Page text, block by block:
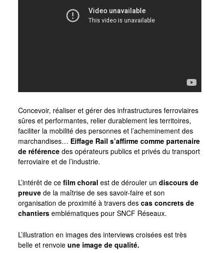
Concevoir, réaliser et gérer des infrastructures ferroviaires
sûres et performantes, relier durablement les territoires,
faciliter la mobilité des personnes et l’acheminement des
marchandises… Eiffage Rail s’affirme comme partenaire
de référencedes opérateurs publics et privés du transport
ferroviaire et de l’industrie.
L’intérêt de ce film choral est de dérouler un discours de
preuvede la maîtrise de ses savoir-faire et son
organisation de proximité à travers des cas concrets de
chantiersemblématiques pour SNCF Réseaux.
L’illustration en images des interviews croisées est très
belle et renvoie une image de qualité.